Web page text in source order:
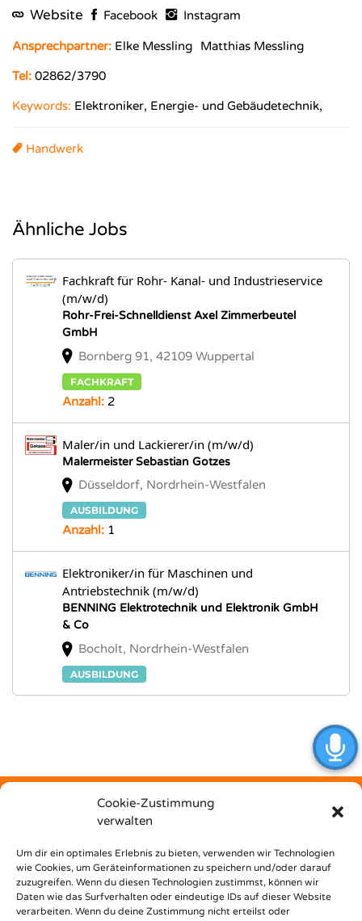
Cookie-Zustimmung
verwalten
Um dir ein optimales Erlebnis zu bieten, verwenden wir Technologien
wie Cookies, um Geräteinformationen zu speichern und/oder darauf
zuzugreifen. Wenn du diesen Technologien zustimmst, können wir
Daten wie das Surfverhalten oder eindeutige IDs auf dieser Website
verarbeiten. Wenn du deine Zustimmung nicht erteilst oder
Website Facebook Instagram
Ansprechpartner: Elke Messling Matthias Messling
Tel: 02862/3790
Keywords: Elektroniker, Energie- und Gebäudetechnik,
Handwerk
Ähnliche Jobs
Fachkraft für Rohr- Kanal- und Industrieservice
(m/w/d)
Rohr-Frei-Schnelldienst Axel Zimmerbeutel
GmbH
Bornberg 91, 42109 Wuppertal
FACHKRAFT
Anzahl: 2
Maler/in und Lackierer/in (m/w/d)
Malermeister Sebastian Gotzes
Düsseldorf, Nordrhein-Westfalen
AUSBILDUNG
Anzahl: 1
Elektroniker/in für Maschinen und
Antriebstechnik (m/w/d)
BENNING Elektrotechnik und Elektronik GmbH
& Co
Bocholt, Nordrhein-Westfalen
AUSBILDUNG
unterstützt dich Nest Bildungsbar bei deinem Weg in den
Beruf!